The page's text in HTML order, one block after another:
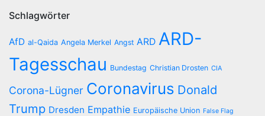
Schlagwörter
AfD al-Qaida Angela Merkel Angst ARD ARD-
Tagesschau Bundestag Christian Drosten CIA
Corona-Lügner Coronavirus Donald
Trump Dresden Empathie Europäische Union False Flag